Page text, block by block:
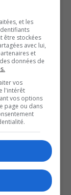
d’Abitibi-
les
Conseil
région.
problème,
sont
accompli,
de leur famille
à venir grossir
et les
être stockées
avec lui,
et
données de
vos
l'intérêt
vos options
page ou dans